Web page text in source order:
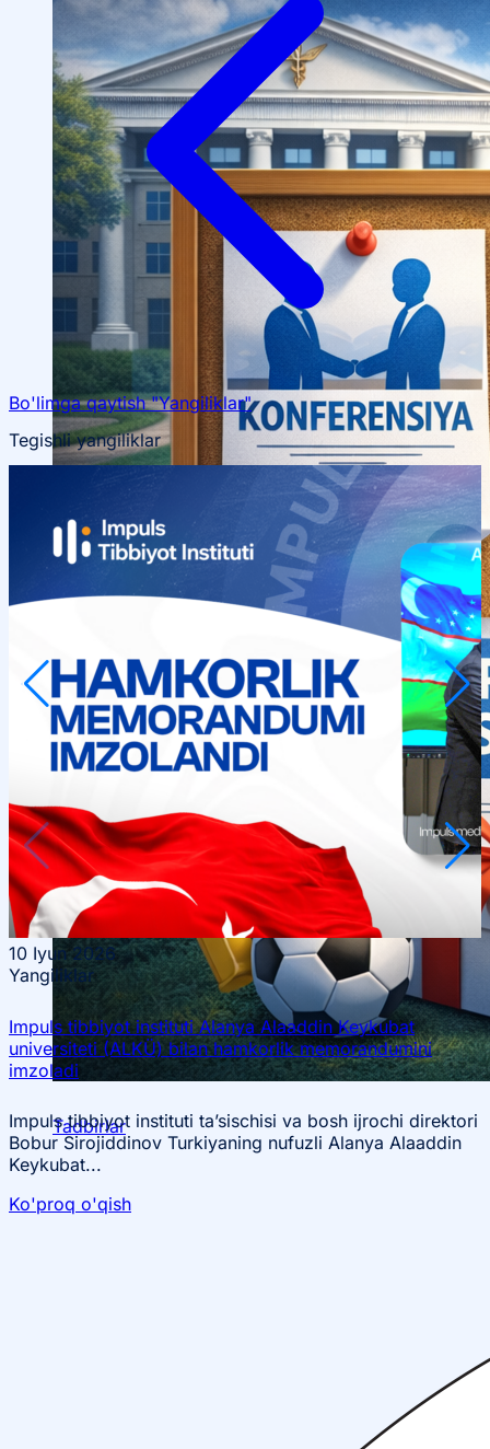
OTM tuzilmasi
Institut prezidenti murojaatiImpuls Tibbiyot Instituti
TarixiMissiya va kelajakdagi maqsadBoshqaruv
kengashiAkkreditatsiya va litsenziyalarMe’yoriy
hujjatlar
Talabalar uchun ma’lumotlar
Talabalar uchun grantlar va imtiyozlar
Talabalar
jamiyati (Student union)
Tayyorlov kurslari
Xorijiy abituriyentlar uchun Savol-javob (FAQ)
Tadbirlar
Bo'limga qaytish "Yangiliklar"
Tegishli yangiliklar
10 Iyun 2026
Yangiliklar
Impuls tibbiyot instituti Alanya Alaaddin Keykubat
universiteti (ALKÜ) bilan hamkorlik memorandumini
imzoladi
Impuls tibbiyot instituti ta’sischisi va bosh ijrochi direktori
Bobur Sirojiddinov Turkiyaning nufuzli Alanya Alaaddin
Keykubat...
Ko'proq o'qish